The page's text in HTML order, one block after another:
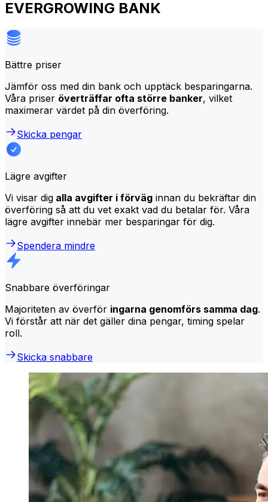
EVERGROWING BANK
Bättre priser
Jämför oss med din bank och upptäck besparingarna.
Våra priser överträffar ofta större banker, vilket
maximerar värdet på din överföring.
Skicka pengar
Lägre avgifter
Vi visar dig alla avgifter i förväg innan du bekräftar din
överföring så att du vet exakt vad du betalar för. Våra
lägre avgifter innebär mer besparingar för dig.
Spendera mindre
Snabbare överföringar
Majoriteten av överför ingarna genomförs samma dag.
Vi förstår att när det gäller dina pengar, timing spelar
roll.
Skicka snabbare